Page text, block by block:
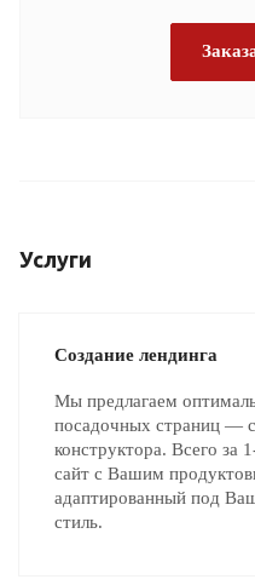
Услуги
Создание лендинга
Мы предлагаем
посадочных страниц —
конструктора. Всего за
сайт с Вашим
адаптированный под
стиль.